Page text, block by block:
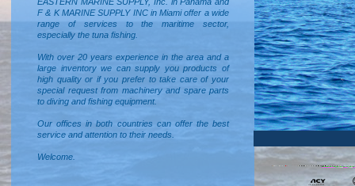
F & K MARINE SUPPLY INC in Miami offer a wide
range of services to the maritime sector,
especially the tuna fishing.
With over 20 years experience in the area and a
large inventory we can supply you products of
high quality or if you prefer to take care of your
special request from machinery and spare parts
to diving and fishing equipment.
Our offices in both countries can offer the best
service and attention to their needs.
Welcome.